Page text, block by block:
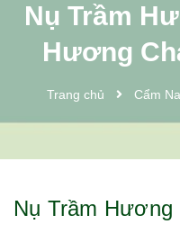
Nụ Trầm
Hương
Trang chủ Cẩm
Nụ Trầm Hương